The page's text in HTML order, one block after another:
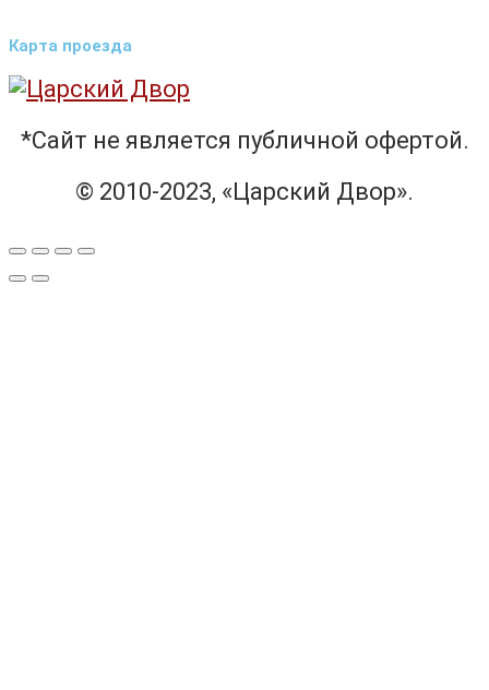
Карта проезда
*Сайт не является публичной офертой.
© 2010-2023, «Царский Двор».